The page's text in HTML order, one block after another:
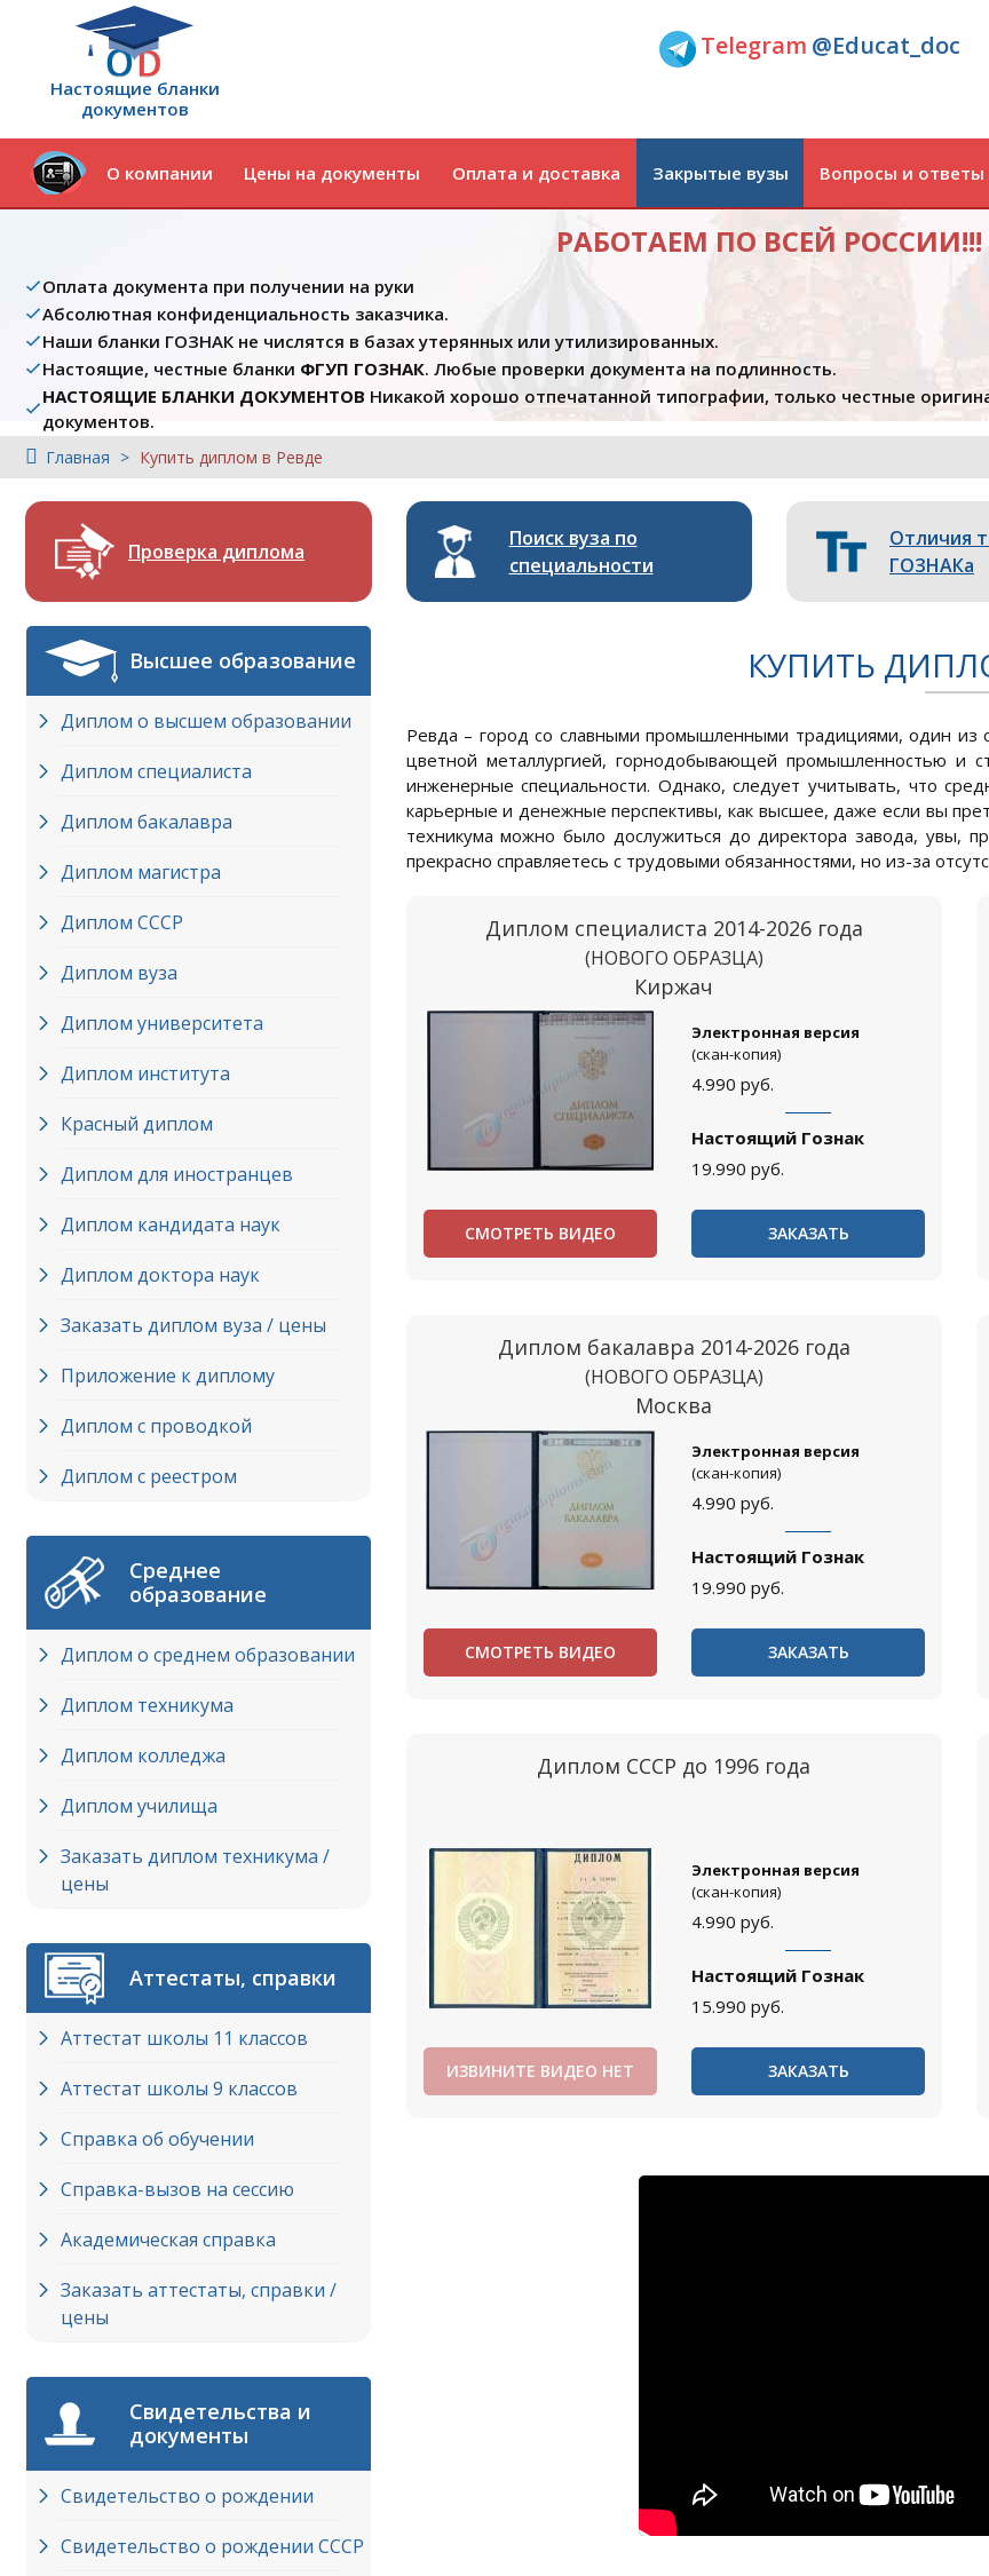
Настоящие бланки
документов
Telegram @Educat_doc
О компании Цены на документы Оплата и доставка Закрытые вузы Вопросы и ответы
РАБОТАЕМ ПО ВСЕЙ РОССИИ!!!
Оплата документа при получении на руки
Абсолютная конфиденциальность заказчика.
Наши бланки ГОЗНАК не числятся в базах утерянных или утилизированных.
Настоящие, честные бланки ФГУП ГОЗНАК. Любые проверки документа на подлинность.
НАСТОЯЩИЕ БЛАНКИ ДОКУМЕНТОВ Никакой хорошо отпечатанной типографии, только честные
документов.
Главная Купить диплом в Ревде
Проверка диплома
Поиск вуза по
специальности
Отличия
ГОЗНАКа
Высшее образование
Диплом о высшем образовании
Диплом специалиста
Диплом бакалавра
Диплом магистра
Диплом СССР
Диплом вуза
Диплом университета
Диплом института
Красный диплом
Диплом для иностранцев
Диплом кандидата наук
Диплом доктора наук
Заказать диплом вуза / цены
Приложение к диплому
Диплом с проводкой
Диплом с реестром
Среднее
образование
Диплом о среднем образовании
Диплом техникума
Диплом колледжа
Диплом училища
Заказать диплом техникума /
цены
Аттестаты, справки
Аттестат школы 11 классов
Аттестат школы 9 классов
Справка об обучении
Справка-вызов на сессию
Академическая справка
Заказать аттестаты, справки /
цены
Свидетельства и
документы
Свидетельство о рождении
Свидетельство о рождении СССР
КУПИТЬ
Ревда – город со славными промышленными традициями, один из
цветной металлургией, горнодобывающей промышленностью и
инженерные специальности. Однако, следует учитывать, что
карьерные и денежные перспективы, как высшее, даже если вы
техникума можно было дослужиться до директора завода, увы,
прекрасно справляетесь с трудовыми обязанностями, но из-за
Диплом специалиста 2014-2026 года
(НОВОГО ОБРАЗЦА)
Киржач
Электронная версия
(скан-копия)
4.990 руб.
Настоящий Гознак
19.990 руб.
СМОТРЕТЬ ВИДЕО ЗАКАЗАТЬ
Диплом бакалавра 2014-2026 года
(НОВОГО ОБРАЗЦА)
Москва
Электронная версия
(скан-копия)
4.990 руб.
Настоящий Гознак
19.990 руб.
СМОТРЕТЬ ВИДЕО ЗАКАЗАТЬ
Диплом СССР до 1996 года
Электронная версия
(скан-копия)
4.990 руб.
Настоящий Гознак
15.990 руб.
ИЗВИНИТЕ ВИДЕО НЕТ ЗАКАЗАТЬ